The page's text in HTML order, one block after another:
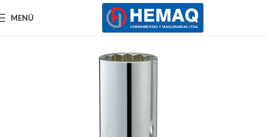
MENÚ